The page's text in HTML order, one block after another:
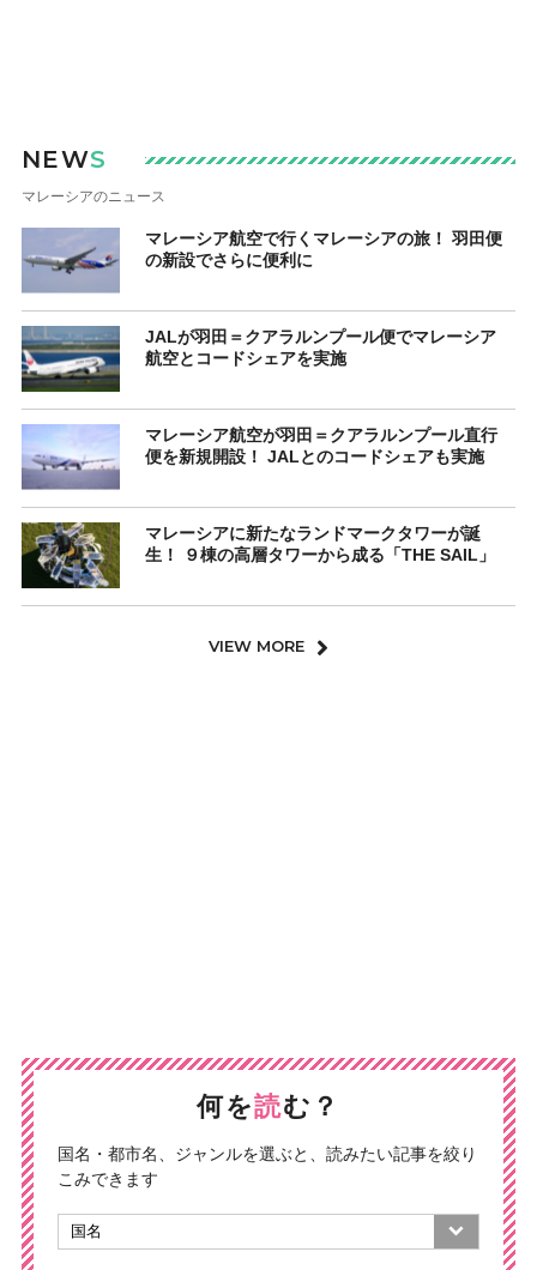
NEWS
マレーシアのニュース
マレーシア航空で行くマレーシアの旅！ 羽田便
の新設でさらに便利に
JALが羽田＝クアラルンプール便でマレーシア
航空とコードシェアを実施
マレーシア航空が羽田＝クアラルンプール直行
便を新規開設！ JALとのコードシェアも実施
マレーシアに新たなランドマークタワーが誕
生！ ９棟の高層タワーから成る「THE SAIL」
VIEW MORE
何を読む？
国名・都市名、ジャンルを選ぶと、読みたい記事を絞り
こみできます